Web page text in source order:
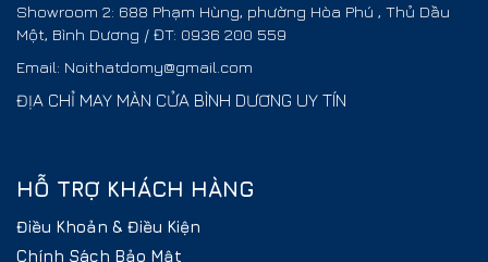
Showroom 2: 688 Phạm Hùng, phường Hòa Phú , Thủ Dầu
Một, Bình Dương / ĐT: 0936 200 559
Email: Noithatdomy@gmail.com
ĐỊA CHỈ MAY MÀN CỬA BÌNH DƯƠNG UY TÍN
HỖ TRỢ KHÁCH HÀNG
Điều Khoản & Điều Kiện
Chính Sách Bảo Mật